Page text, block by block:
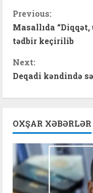
C
o
n
t
i
n
u
e
R
Previous:
Masallıda “Diqqət,
tədbir keçirilib
Next:
Deqadi kəndində
OXŞAR XƏBƏRLƏR